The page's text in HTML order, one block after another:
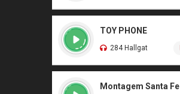
TOY PHONE
284 Hallgat